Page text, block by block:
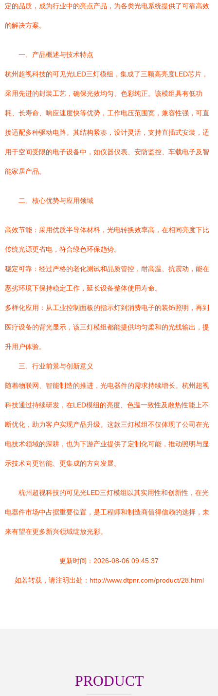
定的品质，成为行业中的亮点产品，为各类光电系统提供了可靠高效
的解决方案。
一、产品概述与技术特点
杭州超视科技的可见光LED三灯模组，集成了三颗高亮度LED芯片，
采用先进的封装工艺，确保光效均匀、色彩纯正。该模组具有低功
耗、长寿命、响应速度快等优势，工作电压范围宽，兼容性强，可直
接适配多种驱动电路。其结构紧凑，设计灵活，支持直插式安装，适
用于空间受限的电子设备中，如仪器仪表、安防监控、车载电子及智
能家居产品。
二、核心优势与应用领域
高效节能：采用优质半导体材料，光电转换效率高，在相同亮度下比
传统光源更省电，符合绿色环保趋势。
稳定可靠：经过严格的老化测试和品质管控，耐高温、抗震动，能在
恶劣环境下保持稳定工作，延长设备整体使用寿命。
多样化应用：从工业控制面板的指示灯到消费电子的装饰照明，再到
医疗设备的背光显示，该三灯模组都能提供均匀柔和的光线输出，提
升用户体验。
三、行业前景与创新意义
随着物联网、智能制造的推进，光电器件的需求持续增长。杭州超视
科技通过持续研发，在LED模组的亮度、色温一致性及散热性能上不
断优化，助力客户实现产品升级。这款三灯模组不仅体现了公司在光
电技术领域的深耕，也为下游产业提供了定制化可能，推动照明与显
示技术向更智能、更集成的方向发展。
杭州超视科技的可见光LED三灯模组以其实用性和创新性，在光
电器件市场中占据重要位置，是工程师和制造商值得信赖的选择，未
来有望在更多新兴领域绽放光彩。
更新时间：2026-08-06 09:45:37
如若转载，请注明出处：http://www.dtpnr.com/product/28.html
PRODUCT